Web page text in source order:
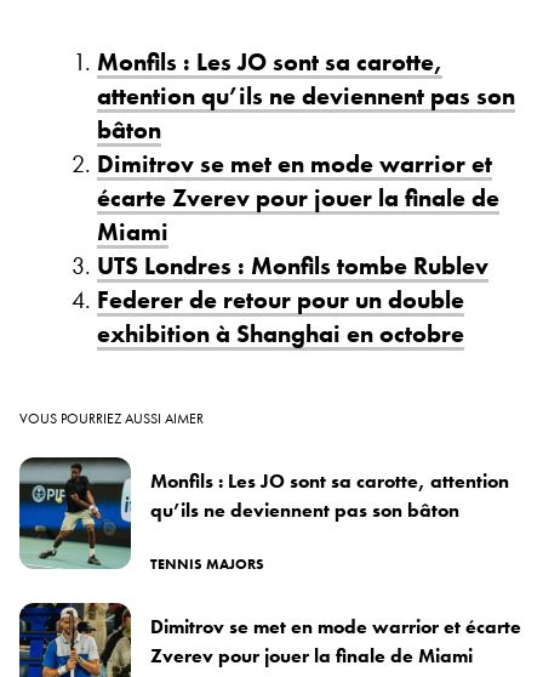
Monfils : Les JO sont sa carotte,
attention qu’ils ne deviennent pas son
bâton
Dimitrov se met en mode warrior et
écarte Zverev pour jouer la finale de
Miami
UTS Londres : Monfils tombe Rublev
Federer de retour pour un double
exhibition à Shanghai en octobre
VOUS POURRIEZ AUSSI AIMER
Monfils : Les JO sont sa carotte, attention
qu’ils ne deviennent pas son bâton
TENNIS MAJORS
Dimitrov se met en mode warrior et écarte
Zverev pour jouer la finale de Miami